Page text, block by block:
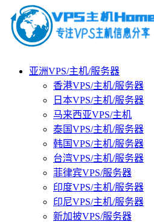
亚洲VPS/主机/服务器
香港VPS/主机/服务器
日本VPS/主机/服务器
马来西亚VPS/主机
泰国VPS/主机/服务器
韩国VPS/主机/服务器
台湾VPS/主机/服务器
菲律宾VPS/服务器
印度VPS/主机/服务器
印尼VPS/主机/服务器
新加披VPS/服务器